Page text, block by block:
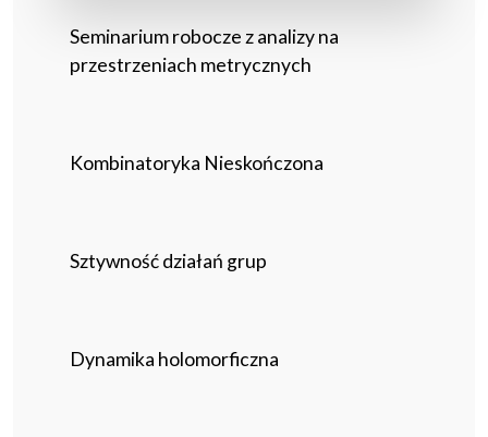
Seminarium robocze z analizy na
przestrzeniach metrycznych
Kombinatoryka Nieskończona
Sztywność działań grup
Dynamika holomorficzna